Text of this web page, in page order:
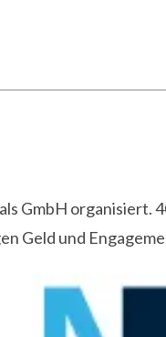
GmbH
Geld und